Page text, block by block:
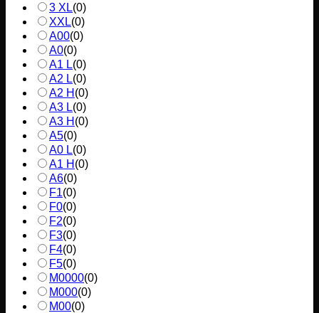
3 XL(0)
XXL(0)
A00(0)
A0(0)
A1 L(0)
A2 L(0)
A2 H (0)
A3 L(0)
A3 H (0)
A5(0)
A0 L(0)
A1 H (0)
A6(0)
F1(0)
F0(0)
F2(0)
F3(0)
F4(0)
F5(0)
M0000(0)
M000(0)
M00(0)